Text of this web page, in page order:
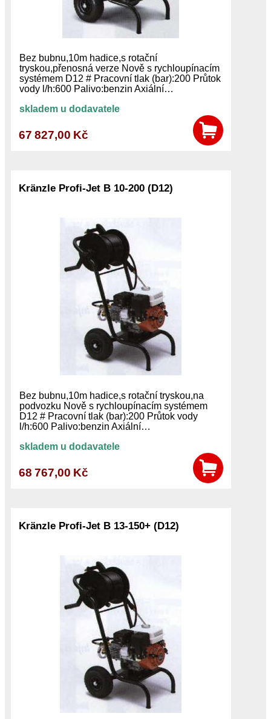
Bez bubnu,10m hadice,s rotační
tryskou,přenosná verze Nově s rychloupínacím
systémem D12 # Pracovní tlak (bar):200 Průtok
vody l/h:600 Palivo:benzin Axiální…
skladem u dodavatele
67 827,00 Kč
Kränzle Profi-Jet B 10-200 (D12)
Bez bubnu,10m hadice,s rotační tryskou,na
podvozku Nově s rychloupínacím systémem
D12 # Pracovní tlak (bar):200 Průtok vody
l/h:600 Palivo:benzin Axiální…
skladem u dodavatele
68 767,00 Kč
Kränzle Profi-Jet B 13-150+ (D12)